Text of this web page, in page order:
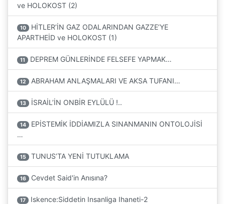
ve HOLOKOST (2)
10
HİTLER’İN GAZ ODALARINDAN GAZZE’YE
APARTHEİD ve HOLOKOST (1)
11 DEPREM GÜNLERİNDE FELSEFE YAPMAK…
12 ABRAHAM ANLAŞMALARI VE AKSA TUFANI…
13 İSRAİL’İN ONBİR EYLÜLÜ !..
14
EPİSTEMİK İDDİAMIZLA SINANMANIN ONTOLOJİSİ
…
15 TUNUS’TA YENİ TUTUKLAMA
16 Cevdet Said'in Anısına?
17 Iskence:Siddetin Insanliga Ihaneti-2